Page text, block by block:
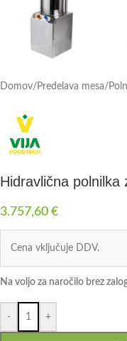
Domov/ Predelava mesa/
Hidravlična polnilka
3.757,60 €
Cena vključuje DDV.
Na voljo za naročilo brez
- +